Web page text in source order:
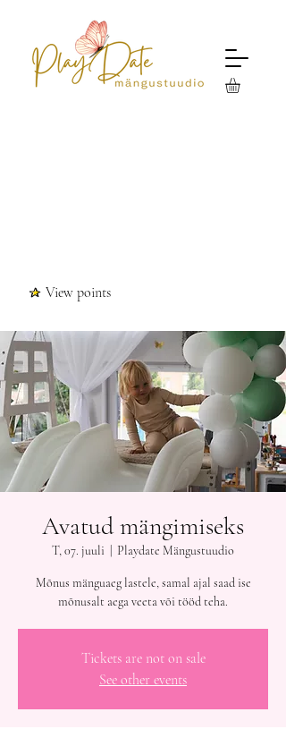
View points
Avatud mängimiseks
T, 07. juuli Playdate Mängustuudio
Mõnus mänguaeg lastele, samal ajal saad ise
mõnusalt aega veeta või tööd teha.
Tickets are not on sale
See other events